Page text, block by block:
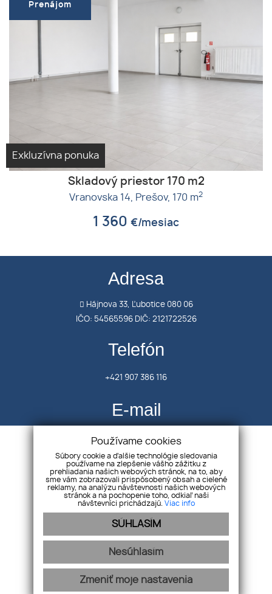
Exkluzívna ponuka
Prenájom
Skladový priestor 170 m2
Vranovska 14, Prešov, 170 m2
1 360 €/mesiac
Adresa
Hájnova 33, Ľubotice 080 06
IČO: 54565596 DIČ: 2121722526
Telefón
+421 907 386 116
E-mail
oravcova.avenue@gmail.com
Úvod
Kontakt
GDPR
webex.digital- REALVIA.sk
Používame cookies
Súbory cookie a ďalšie technológie sledovania
používame na zlepšenie vášho zážitku z
prehliadania našich webových stránok, na to, aby
sme vám zobrazovali prispôsobený obsah a cielené
reklamy, na analýzu návštevnosti našich webových
stránok a na pochopenie toho, odkiaľ naši
návštevníci prichádzajú. Viac info
SÚHLASÍM
Nesúhlasím
Zmeniť moje nastavenia